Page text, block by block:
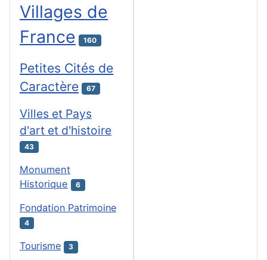
Villages de
France
160
Petites Cités de
Caractère
67
Villes et Pays
d'art et d'histoire
43
Monument
Historique
6
Fondation Patrimoine
4
Tourisme 3